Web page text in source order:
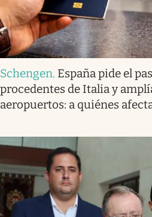
Schengen. España pide el
procedentes de Italia y
aeropuertos: a quiénes